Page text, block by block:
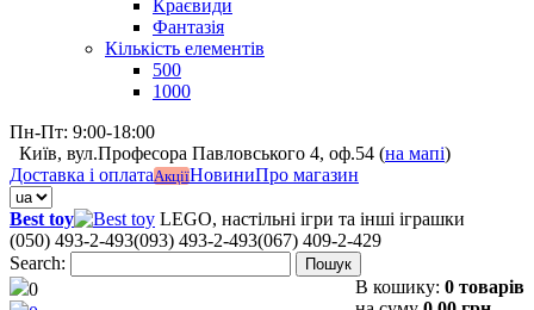
Краєвиди
Фантазія
Кількість елементів
500
1000
Пн-Пт: 9:00-18:00
Київ, вул.Професора Павловського 4, оф.54 (на мапі)
Доставка і оплатаАкціїНовиниПро магазин
Best toy
LEGO, настільні ігри та інші іграшки
(050) 493-2-493(093) 493-2-493(067) 409-2-429
Search:
Пошук
0 В кошику: 0 товарів